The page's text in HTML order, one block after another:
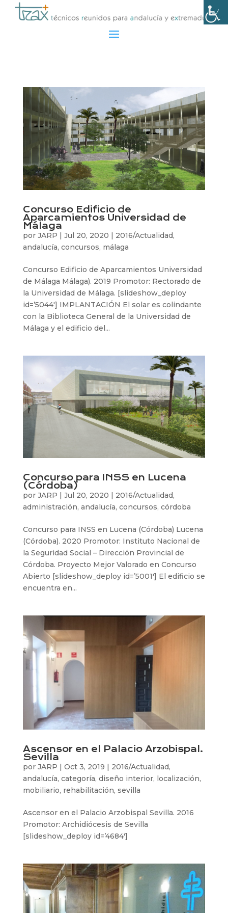
Concurso Edificio de
Aparcamientos Universidad de
Málaga
por JARP | Jul 20, 2020 | 2016/Actualidad,
andalucía, concursos, málaga
Concurso Edificio de Aparcamientos Universidad
de Málaga Málaga). 2019 Promotor: Rectorado de
la Universidad de Málaga. [slideshow_deploy
id=’5044′] IMPLANTACIÓN El solar es colindante
con la Biblioteca General de la Universidad de
Málaga y el edificio del...
Concurso para INSS en Lucena
(Córdoba)
por JARP | Jul 20, 2020 | 2016/Actualidad,
administración, andalucía, concursos, córdoba
Concurso para INSS en Lucena (Córdoba) Lucena
(Córdoba). 2020 Promotor: Instituto Nacional de
la Seguridad Social – Dirección Provincial de
Córdoba. Proyecto Mejor Valorado en Concurso
Abierto [slideshow_deploy id=’5001′] El edificio se
encuentra en...
Ascensor en el Palacio Arzobispal.
Sevilla
por JARP | Oct 3, 2019 | 2016/Actualidad,
andalucía, categoría, diseño interior, localización,
mobiliario, rehabilitación, sevilla
Ascensor en el Palacio Arzobispal Sevilla. 2016
Promotor: Archidiócesis de Sevilla
[slideshow_deploy id=’4684′]